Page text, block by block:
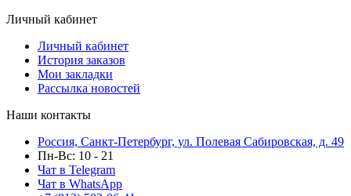
Личный кабинет
Личный кабинет
История заказов
Мои закладки
Рассылка новостей
Наши контакты
Россия, Санкт-Петербург, ул. Полевая Сабировская, д. 49
Пн-Вс: 10 - 21
Чат в Telegram
Чат в WhatsApp